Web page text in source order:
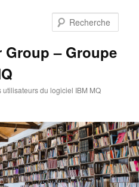
Group – Groupe
du logiciel IBM MQ